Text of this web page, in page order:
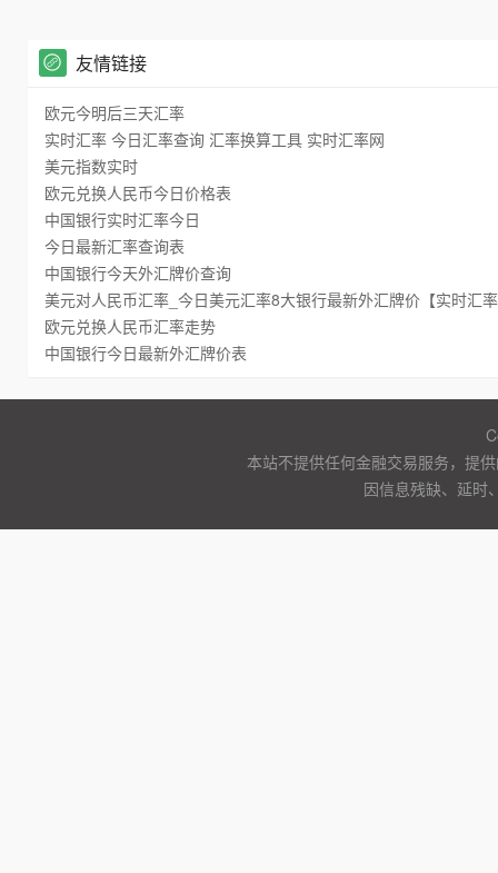
友情链接
欧元今明后三天汇率
实时汇率 今日汇率查询 汇率换算工具 实时汇率网
美元指数实时
欧元兑换人民币今日价格表
中国银行实时汇率今日
今日最新汇率查询表
中国银行今天外汇牌价查询
美元对人民币汇率_今日美元汇率8大银行最新外汇牌价【实时汇
欧元兑换人民币汇率走势
中国银行今日最新外汇牌价表
本站不提供任何金融交易服务，提
因信息残缺、延时